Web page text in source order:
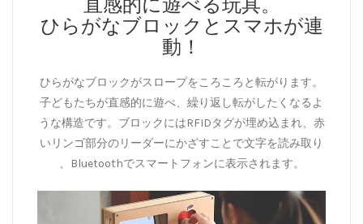
ひらがなブロックとスマホが連
動！
ひらがなブロックがスロープをころころと転がります。
子どもたちが直感的に遊べ、繰り返し転がしたくなるよ
うな構造です。ブロックにはRFIDタグが埋め込まれ、赤
いリンゴ部分のリーダーにかざすことで文字を読み取り
、Bluetoothでスマートフォンに表示されます。